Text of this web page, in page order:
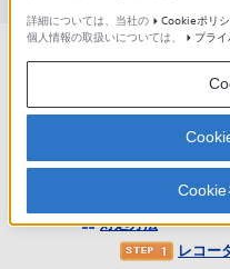
以下の対処方法をお試しくださ
目次
対処方法
レコー
詳細については、当社の
Cookieポリ
個人情報の取扱いについては、
プラ
Cookie